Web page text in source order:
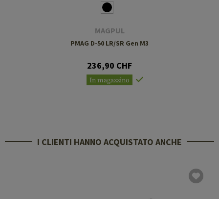
MAGPUL
PMAG D-50 LR/SR Gen M3
236,90 CHF
In magazzino
I CLIENTI HANNO ACQUISTATO ANCHE